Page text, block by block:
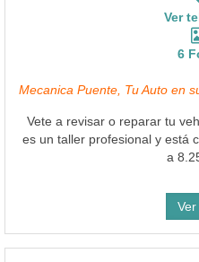
Ver
6
Mecanica Puente, Tu Auto en
Vete a revisar o reparar tu
es un taller profesional y está
a